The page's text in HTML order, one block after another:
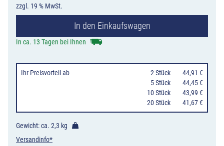
zzgl. 19 % MwSt.
Menge
In den Einkaufswagen
In ca. 13 Tagen bei Ihnen
Ihr Preisvorteil ab 2 Stück
44,91 €
5 Stück
44,45 €
10 Stück
43,99 €
20 Stück
41,67 €
Gewicht: ca. 2,3 kg
Versandinfo*